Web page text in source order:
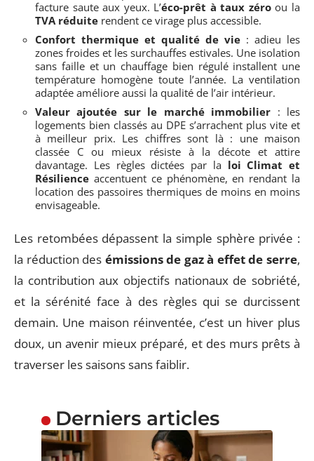
facture saute aux yeux. L’éco-prêt à taux zéroou la
TVA réduite rendent ce virage plus accessible.
Confort thermique et qualité de vie : adieu les
zones froides et les surchauffes estivales. Une isolation
sans faille et un chauffage bien régulé installent une
température homogène toute l’année. La ventilation
adaptée améliore aussi la qualité de l’air intérieur.
Valeur ajoutée sur le marché immobilier : les
logements bien classés au DPE s’arrachent plus vite et
à meilleur prix. Les chiffres sont là : une maison
classée C ou mieux résiste à la décote et attire
davantage. Les règles dictées par la loi Climat et
Résilience accentuent ce phénomène, en rendant la
location des passoires thermiques de moins en moins
envisageable.
Les retombées dépassent la simple sphère privée :
la réduction des émissions de gaz à effet de serre,
la contribution aux objectifs nationaux de sobriété,
et la sérénité face à des règles qui se durcissent
demain. Une maison réinventée, c’est un hiver plus
doux, un avenir mieux préparé, et des murs prêts à
traverser les saisons sans faiblir.
Derniers articles